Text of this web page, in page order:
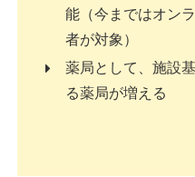
能（今まではオン
者が対象）
薬局として、施設
る薬局が増える